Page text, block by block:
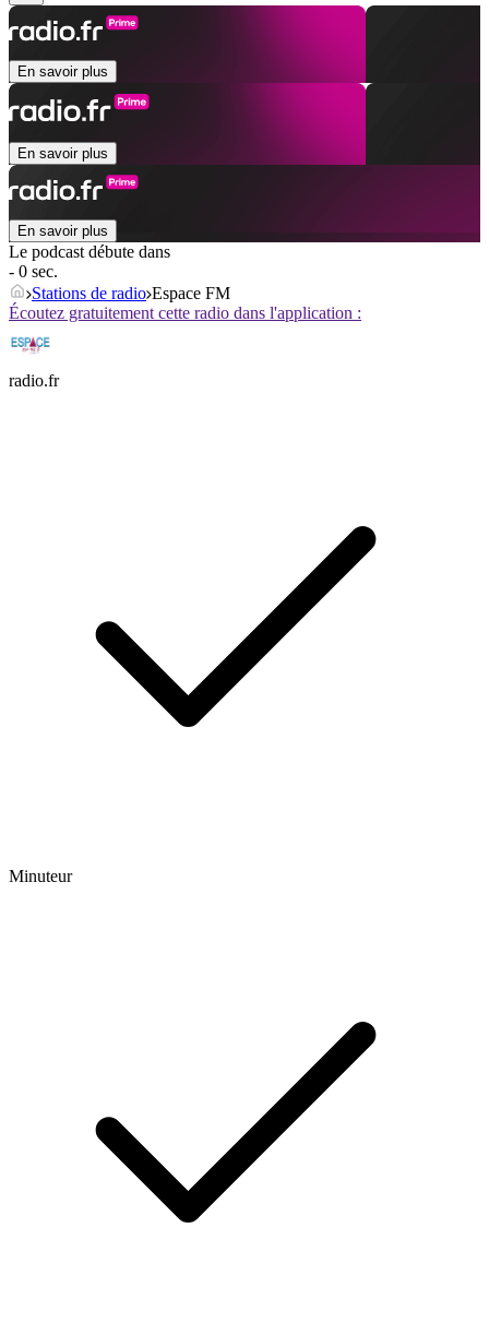
En savoir plus
En savoir plus
En savoir plus
Le podcast débute dans
- 0 sec.
Stations de radio Espace FM
Écoutez gratuitement cette radio dans l'application :
radio.fr
Minuteur